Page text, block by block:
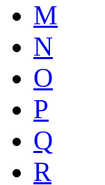
M
N
O
P
Q
R